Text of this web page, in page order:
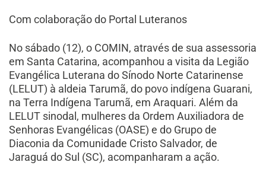
Com colaboração do Portal Luteranos
No sábado (12), o COMIN, através de sua assessoria
em Santa Catarina, acompanhou a visita da Legião
Evangélica Luterana do Sínodo Norte Catarinense
(LELUT) à aldeia Tarumã, do povo indígena Guarani,
na Terra Indígena Tarumã, em Araquari. Além da
LELUT sinodal, mulheres da Ordem Auxiliadora de
Senhoras Evangélicas (OASE) e do Grupo de
Diaconia da Comunidade Cristo Salvador, de
Jaraguá do Sul (SC), acompanharam a ação.